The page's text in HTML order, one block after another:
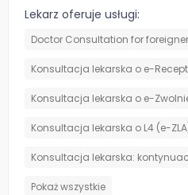
Lekarz oferuje usługi:
Doctor Consultation for
Konsultacja lekarska o e-
Konsultacja lekarska o e-
Konsultacja lekarska o L4 (e-
⁠Konsultacja lekarska:
Pokaż wszystkie